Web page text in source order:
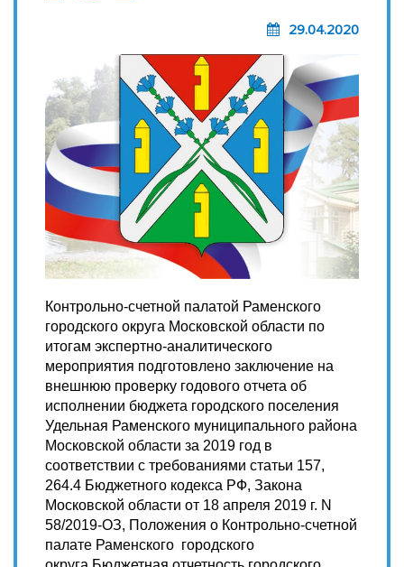
29.04.2020
Контрольно-счетной палатой Раменского
городского округа Московской области по
итогам экспертно-аналитического
мероприятия подготовлено заключение на
внешнюю проверку годового отчета об
исполнении бюджета городского поселения
Удельная Раменского муниципального района
Московской области за 2019 год в
соответствии с требованиями статьи 157,
264.4 Бюджетного кодекса РФ, Закона
Московской области от 18 апреля 2019 г. N
58/2019-ОЗ, Положения о Контрольно-счетной
палате Раменского городского